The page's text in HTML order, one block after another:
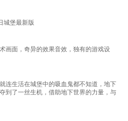
画面，奇异的效果音效，独有的游戏设
连生活在城堡中的吸血鬼都不知道，地下
到了一丝生机，借助地下世界的力量，与